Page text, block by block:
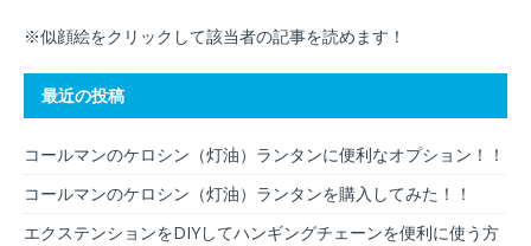
※似顔絵をクリックして該当者の記事を読めます！
最近の投稿
コールマンのケロシン（灯油）ランタンに便利なオプション！！
コールマンのケロシン（灯油）ランタンを購入してみた！！
エクステンションをDIYしてハンギングチェーンを便利に使う方